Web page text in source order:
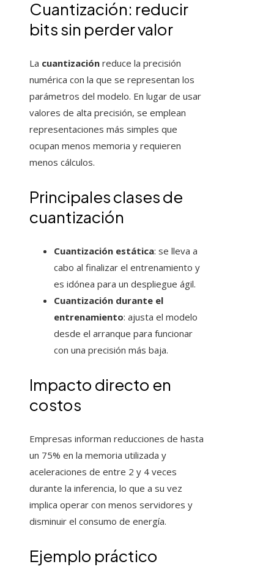
Cuantización: reducir
bits sin perder valor
La cuantización reduce la precisión
numérica con la que se representan los
parámetros del modelo. En lugar de usar
valores de alta precisión, se emplean
representaciones más simples que
ocupan menos memoria y requieren
menos cálculos.
Principales clases de
cuantización
Cuantización estática: se lleva a
cabo al finalizar el entrenamiento y
es idónea para un despliegue ágil.
Cuantización durante el
entrenamiento: ajusta el modelo
desde el arranque para funcionar
con una precisión más baja.
Impacto directo en
costos
Empresas informan reducciones de hasta
un 75% en la memoria utilizada y
aceleraciones de entre 2 y 4 veces
durante la inferencia, lo que a su vez
implica operar con menos servidores y
disminuir el consumo de energía.
Ejemplo práctico